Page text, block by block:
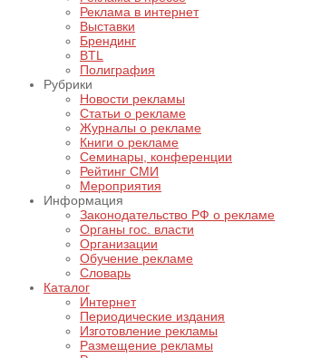
Реклама в интернет
Выставки
Брендинг
BTL
Полиграфия
Рубрики
Новости рекламы
Статьи о рекламе
Журналы о рекламе
Книги о рекламе
Семинары, конференции
Рейтинг СМИ
Мероприятия
Информация
Законодательство РФ о рекламе
Органы гос. власти
Организации
Обучение рекламе
Словарь
Каталог
Интернет
Периодические издания
Изготовление рекламы
Размещение рекламы